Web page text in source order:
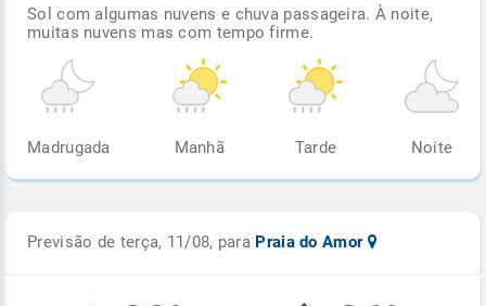
Sol com algumas nuvens e chuva passageira. À noite,
muitas nuvens mas com tempo firme.
Madrugada Manhã Tarde Noite
Previsão de terça, 11/08, para Praia do Amor